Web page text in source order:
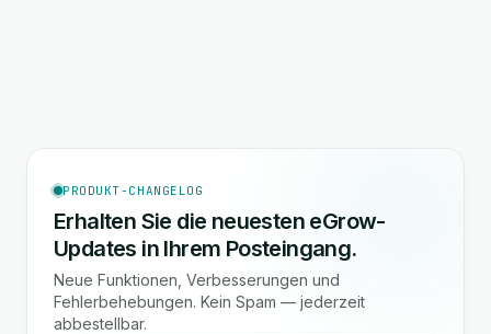
PRODUKT-CHANGELOG
Erhalten Sie die neuesten eGrow-
Updates in Ihrem Posteingang.
Neue Funktionen, Verbesserungen und
Fehlerbehebungen. Kein Spam — jederzeit
abbestellbar.